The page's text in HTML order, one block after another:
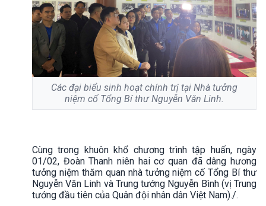
Các đại biểu sinh hoạt chính trị tại Nhà tưởng
niệm cố Tổng Bí thư Nguyễn Văn Linh.
Cùng trong khuôn khổ chương trình tập huấn, ngày
01/02, Đoàn Thanh niên hai cơ quan đã dâng hương
tưởng niệm thăm quan nhà tưởng niệm cố Tổng Bí thư
Nguyễn Văn Linh và Trung tướng Nguyễn Bình (vị Trung
tướng đầu tiên của Quân đội nhân dân Việt Nam)./.